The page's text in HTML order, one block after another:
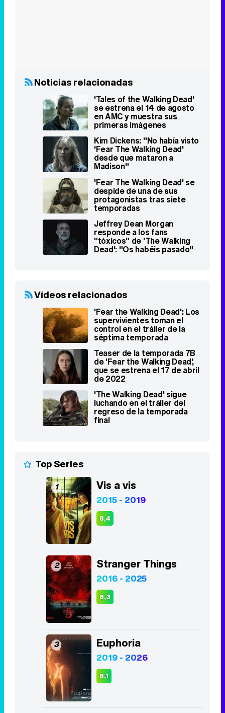
Noticias relacionadas
'Tales of the Walking Dead'
se estrena el 14 de agosto
en AMC y muestra sus
primeras imágenes
Kim Dickens: "No había visto
'Fear The Walking Dead'
desde que mataron a
Madison"
'Fear The Walking Dead' se
despide de una de sus
protagonistas tras siete
temporadas
Jeffrey Dean Morgan
responde a los fans
"tóxicos" de 'The Walking
Dead': "Os habéis pasado"
Vídeos relacionados
'Fear the Walking Dead': Los
supervivientes toman el
control en el tráiler de la
séptima temporada
Teaser de la temporada 7B
de 'Fear the Walking Dead',
que se estrena el 17 de abril
de 2022
'The Walking Dead' sigue
luchando en el tráiler del
regreso de la temporada
final
Top Series
1 Vis a vis
2015 - 2019
8,4
2 Stranger Things
2016 - 2025
8,3
3 Euphoria
2019 - 2026
8,1